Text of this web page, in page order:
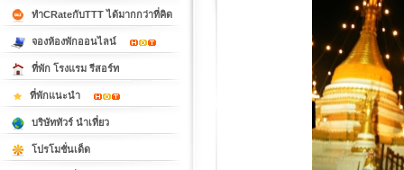
ทำCRateกับTTT ได้มากกว่าที่คิด
จองห้องพักออนไลน์
ที่พัก โรงแรม รีสอร์ท
ที่พักแนะนำ
บริษัททัวร์ นำเที่ยว
โปรโมชั่นเด็ด